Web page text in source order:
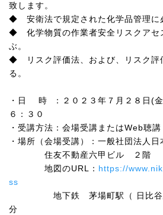
致します。
◆ 安衛法で規定された化学品管理に
◆ 化学物質の作業者安全リスクアセ
ぶ。
◆ リスク評価法、および、リスク評
る。
・日 時 ：２０２３年７月２８日(金
６：３０
・受講方法：会場受講またはWeb聴講
・場所（会場受講）：一般社団法人
住友不動産六甲ビル ２階
地図のURL ： https://
ss
地下鉄 茅場町駅（ 日比谷
分